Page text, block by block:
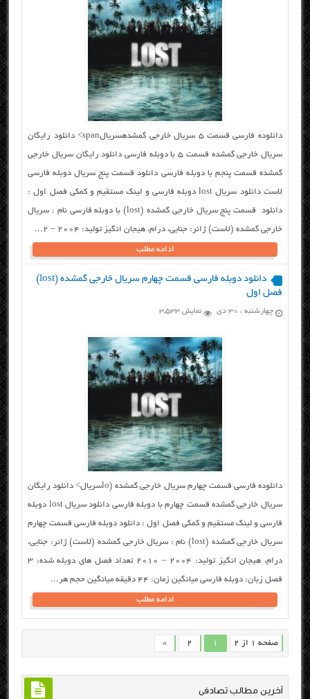
دانلوده فارسی قسمت ۵ سریال خارجی گمشدهسریالspan> دانلود رایگان
سریال خارجی گمشده قسمت ۵ با دوبله فارسی دانلود رایگان سریال خارجی
گمشده قسمت پنجم با دوبله فارسی دانلود قسمت پنج سریال دوبله فارسی
لاست دانلود سریال lost دوبله فارسی و لینک مستقیم و کمکی فصل اول :
دانلود قسمت پنج سریال خارجی گمشده (lost) با دوبله فارسی نام : سریال
خارجی گمشده (لاست) ژانر: جنایی، درام، هیجان انگیز تولید: ۲۰۰۴ – 2...
ادامه مطلب
دانلود دوبله فارسی قسمت چهارم سریال خارجی گمشده (lost)
فصل اول
چهارشنبه ، ۳۰ دی نمایش 3,533
دانلوده فارسی قسمت چهارم سریال خارجی گمشده (loسریال> دانلود رایگان
سریال خارجی گمشده قسمت چهارم با دوبله فارسی دانلود سریال lost دوبله
فارسی و لینک مستقیم و کمکی فصل اول : دانلود دوبله فارسی قسمت چهارم
سریال خارجی گمشده (lost) نام : سریال خارجی گمشده (لاست) ژانر: جنایی،
درام، هیجان انگیز تولید: ۲۰۰۴ – 2010 تعداد فصل های دوبله شده: ۳
فصل زبان: دوبله فارسی میانگین زمان: ۴۴ دقیقه میانگین حجم هر...
ادامه مطلب
صفحه 1 از 2 1
2
»
آخرین مطالب تصادفی